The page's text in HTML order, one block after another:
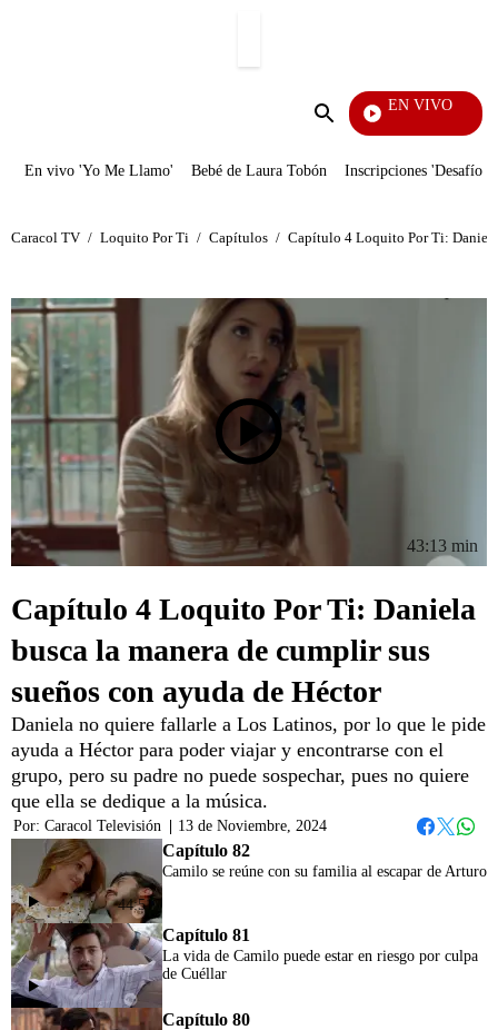
Enviar
EN VIVO
Pura
En vivo 'Yo Me Llamo' Bebé de Laura Tobón Inscripciones 'Desafío'
Caracol TV / Loquito Por Ti / Capítulos / Capítulo 4 Loquito Por Ti: Daniela
43:13 min
Capítulo 4 Loquito Por Ti: Daniela
busca la manera de cumplir sus
sueños con ayuda de Héctor
Daniela no quiere fallarle a Los Latinos, por lo que le pide
ayuda a Héctor para poder viajar y encontrarse con el
grupo, pero su padre no puede sospechar, pues no quiere
que ella se dedique a la música.
Por: Caracol Televisión
13 de Noviembre, 2024
44:51
Capítulo 82
Camilo se reúne con su familia al escapar de Arturo
Capítulo 81
La vida de Camilo puede estar en riesgo por culpa
de Cuéllar
Capítulo 80